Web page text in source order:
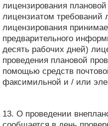
лицензирования
лицензиатом требований
лицензирования
предварительного
десять рабочих дней)
проведения плановой
помощью средств
факсимильной и / или
13. О проведении